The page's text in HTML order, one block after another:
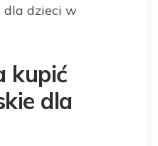
dla dzieci w
kupić
dla